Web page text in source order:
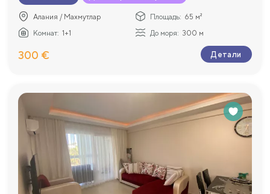
Алания / Махмутлар Площадь: 65 м²
Комнат: 1+1 До моря: 300 м
300 € Детали